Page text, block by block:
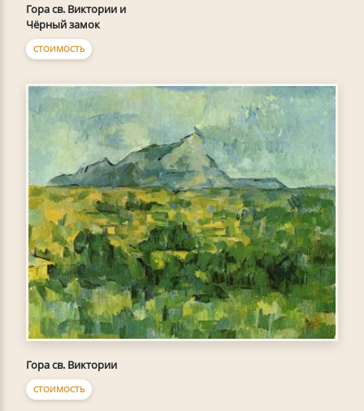
Гора св. Виктории и
Чёрный замок
СТОИМОСТЬ
Гора св. Виктории
СТОИМОСТЬ